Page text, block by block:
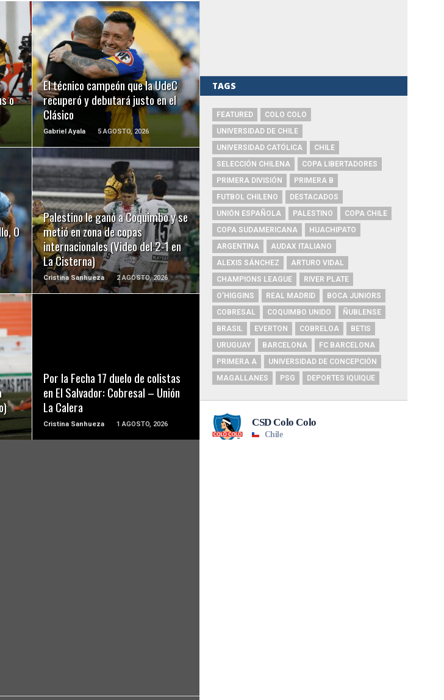
o
El técnico campeón que la UdeC
recuperó y debutará justo en el
Clásico
Gabriel Ayala 5 AGOSTO, 2026
LEER MÁS
O
Palestino le ganó a Coquimbo y se
metió en zona de copas
internacionales (Video del 2-1 en
La Cisterna)
Cristina Sanhueza 2 AGOSTO, 2026
LEER MÁS
Por la Fecha 17 duelo de colistas
en El Salvador: Cobresal – Unión
La Calera
Cristina Sanhueza 1 AGOSTO, 2026
TAGS
FEATURED
COLO COLO
UNIVERSIDAD DE CHILE
UNIVERSIDAD CATÓLICA
CHILE
SELECCIÓN CHILENA
COPA LIBERTADORES
PRIMERA DIVISIÓN
PRIMERA B
FUTBOL CHILENO
DESTACADOS
UNIÓN ESPAÑOLA
PALESTINO
COPA CHILE
COPA SUDAMERICANA
HUACHIPATO
ARGENTINA
AUDAX ITALIANO
ALEXIS SÁNCHEZ
ARTURO VIDAL
CHAMPIONS LEAGUE
RIVER PLATE
O'HIGGINS
REAL MADRID
BOCA JUNIORS
COBRESAL
COQUIMBO UNIDO
ÑUBLENSE
BRASIL
EVERTON COBRELOA
BETIS
URUGUAY
BARCELONA
FC BARCELONA
PRIMERA A
UNIVERSIDAD DE CONCEPCIÓN
MAGALLANES
PSG DEPORTES IQUIQUE